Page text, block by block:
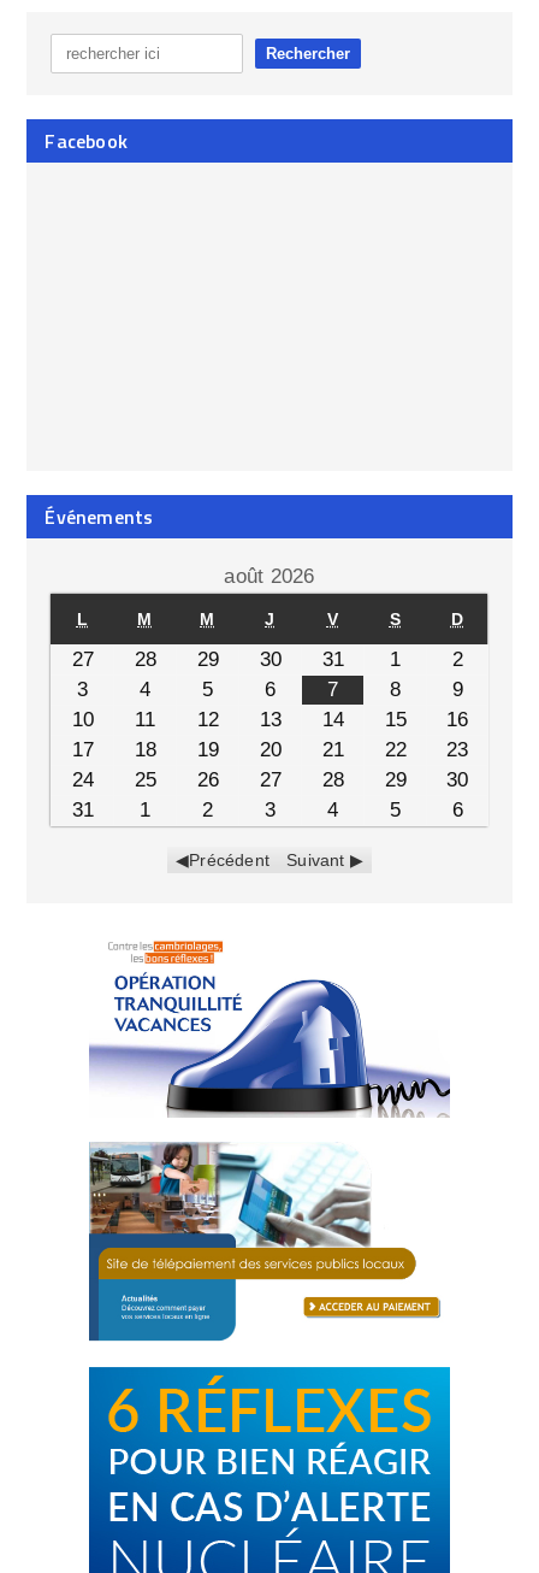
Facebook
Événements
août 2026
L M M J V S D
27 28 29 30 31 1
2
3
4 5 6 7 8
9
10
11 12 13 14 15
16
17
18 19 20 21 22
23
24
25 26 27 28 29
30
31
1 2 3 4 5 6
Précédent Suivant